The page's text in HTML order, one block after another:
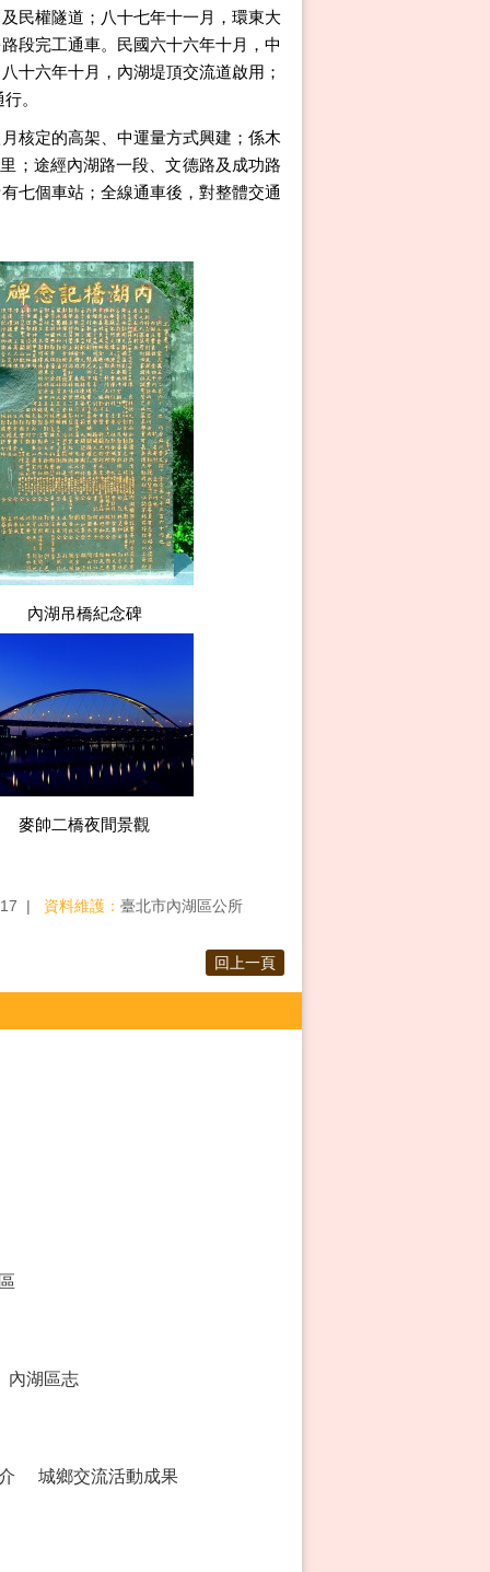
民權隧道；八十七年十一月，環東大
段完工通車。民國六十六年十月，中
十六年十月，內湖堤頂交流道啟用；
。
核定的高架、中運量方式興建；係木
；途經內湖路一段、文德路及成功路
七個車站；全線通車後，對整體交通
內湖吊橋紀念碑
麥帥二橋夜間景觀
資料維護： 臺北市內湖區公所
回上一頁
內湖區志
城鄉交流活動成果